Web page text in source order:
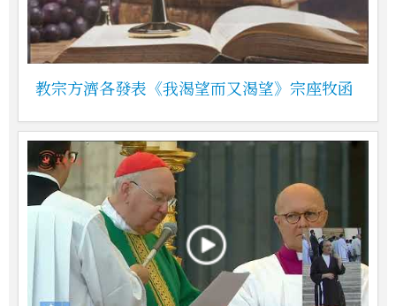
教宗方濟各發表《我渴望而又渴望》宗座牧函